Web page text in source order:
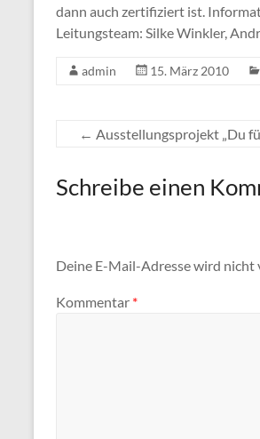
dann auch zertifiziert ist.
Leitungsteam: Silke Winkler,
admin 15. März 2010
← Ausstellungsprojekt „Du
Schreibe einen
Deine E-Mail-Adresse wird nicht
Kommentar *